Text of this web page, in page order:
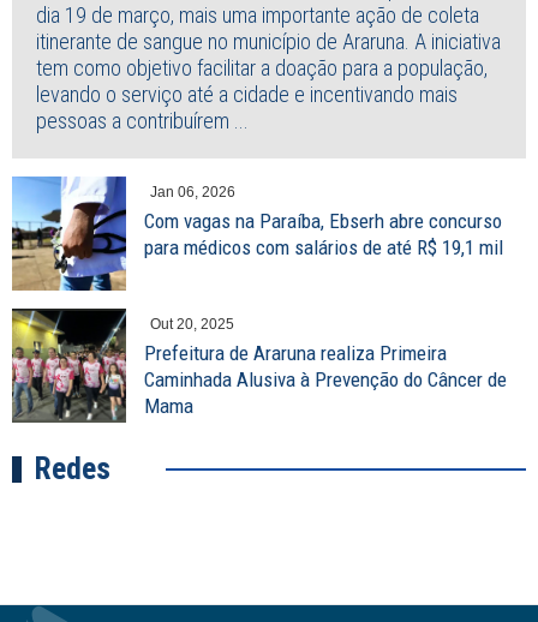
dia 19 de março, mais uma importante ação de coleta
itinerante de sangue no município de Araruna. A iniciativa
tem como objetivo facilitar a doação para a população,
levando o serviço até a cidade e incentivando mais
pessoas a contribuírem ...
Jan 06, 2026
Com vagas na Paraíba, Ebserh abre concurso
para médicos com salários de até R$ 19,1 mil
Out 20, 2025
Prefeitura de Araruna realiza Primeira
Caminhada Alusiva à Prevenção do Câncer de
Mama
Redes